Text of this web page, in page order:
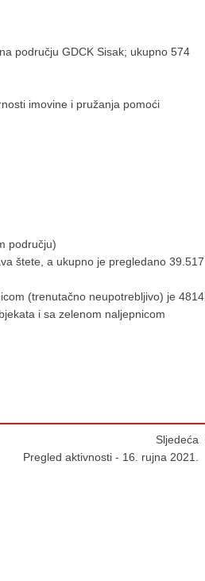
području GDCK Sisak; ukupno 574
imovine i pružanja pomoći
području)
štete, a ukupno je pregledano 39.517
(trenutačno neupotrebljivo) je 4814
i sa zelenom naljepnicom
Sljedeća
Pregled aktivnosti - 16. rujna 2021.